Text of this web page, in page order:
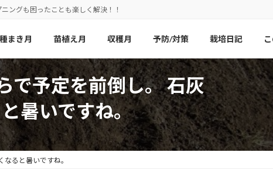
ングも困ったことも楽しく解決！！
種まき月 苗植え月 収穫月 予防/対策 栽培日記
で予定を前倒し。 石灰
暑いですね。
ると暑いですね。